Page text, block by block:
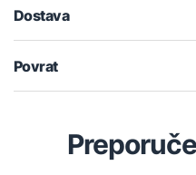
Dostava
Povrat